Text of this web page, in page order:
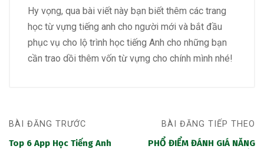
Hy vọng, qua bài viết này bạn biết thêm các trang
học từ vựng tiếng anh cho người mới và bắt đầu
phục vụ cho lộ trình học tiếng Anh cho những bạn
cần trao dồi thêm vốn từ vựng cho chính mình nhé!
BÀI ĐĂNG TRƯỚC
Top 6 App Học Tiếng Anh
BÀI ĐĂNG TIẾP THEO
PHỔ ĐIỂM ĐÁNH GIÁ NĂNG